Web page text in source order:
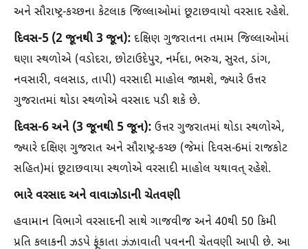
અને સૌરાષ્ટ્ર-કચ્છના કેટલાક જિલ્લાઓમાં છૂટાછવાયો વરસાદ રહેશે.
દિવસ-5 (2 જૂનથી 3 જૂન): દક્ષિણ ગુજરાતના તમામ જિલ્લાઓમાં
ઘણા સ્થળોએ (વડોદરા, છોટાઉદેપુર, નર્મદા, ભરુચ, સુરત, ડાંગ,
નવસારી, વલસાડ, તાપી) વરસાદી માહોલ જામશે, જ્યારે ઉત્તર
ગુજરાતમાં થોડા સ્થળોએ વરસાદ પડી શકે છે.
દિવસ-6 અને (3 જૂનથી 5 જૂન): ઉત્તર ગુજરાતમાં થોડા સ્થળોએ,
જ્યારે દક્ષિણ ગુજરાત અને સૌરાષ્ટ્ર-કચ્છ (જેમાં દિવસ-6માં રાજકોટ
સહિત)માં છૂટાછવાયા સ્થળોએ વરસાદી માહોલ યથાવત્ રહેશે.
ભારે વરસાદ અને વાવાઝોડાની ચેતવણી
હવામાન વિભાગે વરસાદની સાથે ગાજવીજ અને 40થી 50 કિમી
પ્રતિ કલાકની ઝડપે ફૂંકાતા ઝંઝાવાતી પવનની ચેતવણી આપી છે. આ